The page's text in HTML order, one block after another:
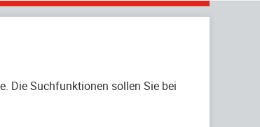
Die Suchfunktionen sollen Sie bei